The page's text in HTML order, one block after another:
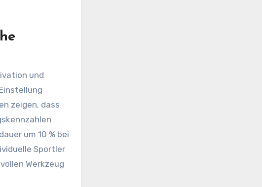
und
zeigen, dass
um 10 % bei
Sportler
Werkzeug